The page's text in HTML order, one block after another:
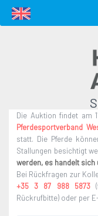
Sportpferde
Die Auktion findet am
Pferdesportverband
statt. Die Pferde
Stallungen besichtigt
werden, es handelt
Bei Rückfragen zur
+35 3 87 988 5873
Rückrufbitte) oder per